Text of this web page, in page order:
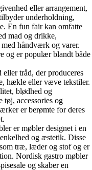
eller arrangement,
underholdning,
En fun fair kan omfatte
mad og drikke,
håndværk og varer.
og er populær blandt både
tråd, der produceres
hækle eller væve tekstiler.
blødhed og
tøj, accessories og
er berømte for deres
er møbler designet i en
og æstetik. Disse
træ, læder og stof og er
Nordisk gastro møbler
og skaber en